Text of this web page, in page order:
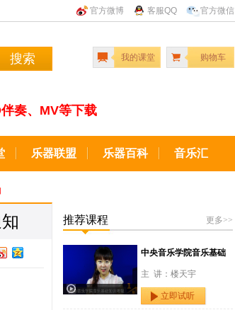
官方微博 客服QQ 官方微信
搜索 我的课堂 购物车
奏、MV等下载
乐器联盟 乐器百科 音乐汇
更多>>
推荐课程
中央音乐学院音乐基础
主 讲：楼天宇
立即试听